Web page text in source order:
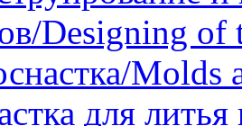
Designing of
Molds
для литья